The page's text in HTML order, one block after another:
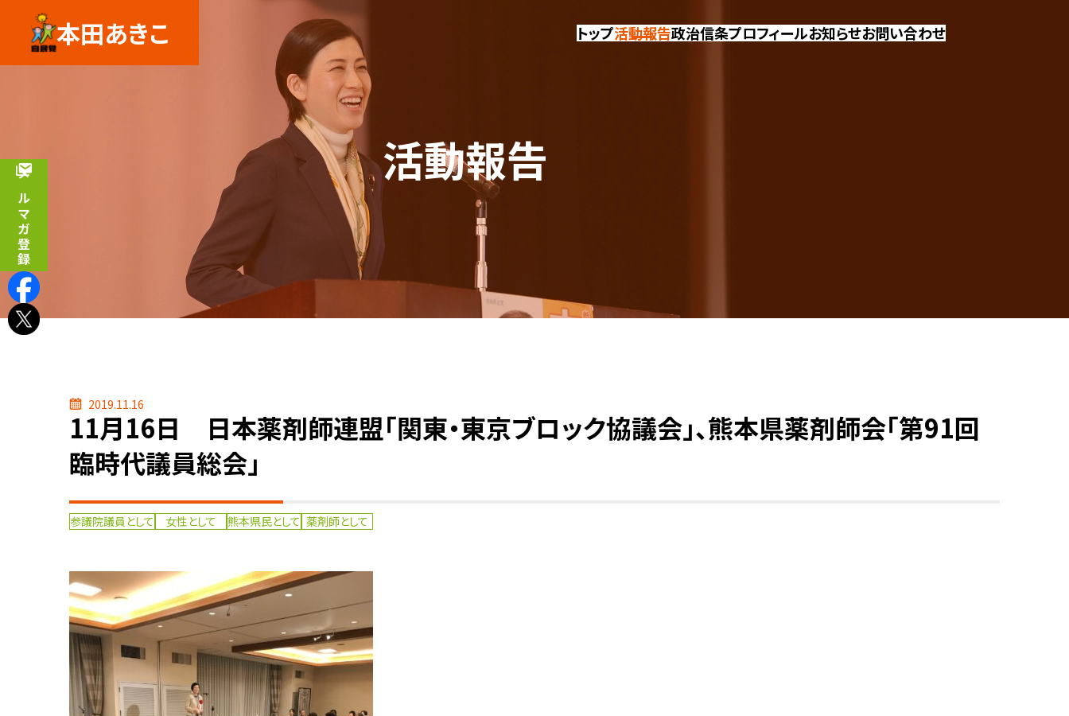
本田あきこ トップ活動報告政治信条プロフィールお知らせお問い合わせ
活動報告
メルマガ登録
2019.11.16
11月16日 日本薬剤師連盟「関東・東京ブロック協議会」、熊本県薬剤師会「第91回
臨時代議員総会」
参議院議員として 女性として 熊本県民として 薬剤師として